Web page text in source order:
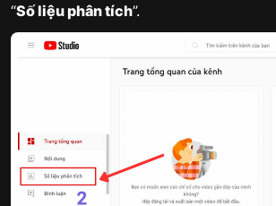
“Số liệu phân tích”.